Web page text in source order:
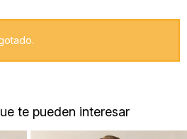
te pueden interesar